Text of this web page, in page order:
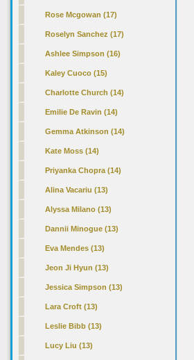
Rose Mcgowan (17)
Roselyn Sanchez (17)
Ashlee Simpson (16)
Kaley Cuoco (15)
Charlotte Church (14)
Emilie De Ravin (14)
Gemma Atkinson (14)
Kate Moss (14)
Priyanka Chopra (14)
Alina Vacariu (13)
Alyssa Milano (13)
Dannii Minogue (13)
Eva Mendes (13)
Jeon Ji Hyun (13)
Jessica Simpson (13)
Lara Croft (13)
Leslie Bibb (13)
Lucy Liu (13)